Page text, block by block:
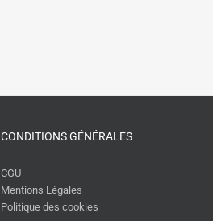
CONDITIONS GÉNÉRALES
CGU
Mentions Légales
Politique des cookies